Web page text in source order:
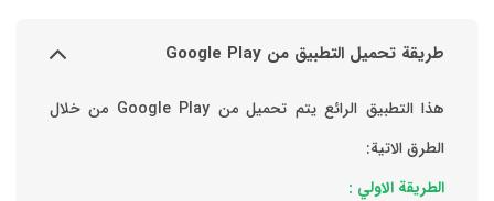
طريقة تحميل التطبيق من Google Play
هذا التطبيق الرائع يتم تحميل من Google Play من خلال
الطرق الاتية:
الطريقة الاولي :